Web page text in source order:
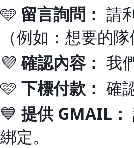
🩵 留言詢問： 請
（例如：想要的
💜確認內容： 我
🩷 下標付款： 確
💙提供 GMAIL：
綁定。